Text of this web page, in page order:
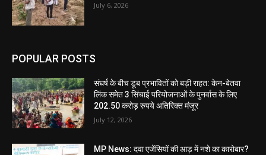
July 6, 2026
POPULAR POSTS
संघर्ष के बीच डूब प्रभावितों को बड़ी राहत: केन-बेतवा
लिंक समेत 3 सिंचाई परियोजनाओं के पुनर्वास के लिए
202.50 करोड़ रुपये अतिरिक्त मंजूर
July 12, 2026
MP News: दवा एजेंसियों की आड़ में नशे का कारोबार?